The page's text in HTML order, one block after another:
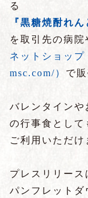
る
『黒糖焼酎れ
を取引先の病
ネットショッ
msc.com/） で
バレンタインや
の行事食として
ご利用いただけ
プレスリリース
パンフレットダ